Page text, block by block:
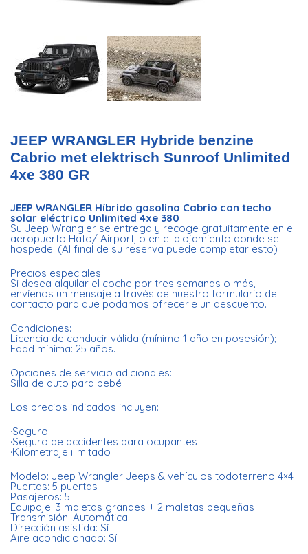
JEEP WRANGLER Hybride benzine
Cabrio met elektrisch Sunroof Unlimited
4xe 380 GR
JEEP WRANGLER Híbrido gasolina Cabrio con techo
solar eléctrico Unlimited 4xe 380
Su Jeep Wrangler se entrega y recoge gratuitamente en el
aeropuerto Hato/ Airport, o en el alojamiento donde se
hospede. (Al final de su reserva puede completar esto)
Precios especiales:
Si desea alquilar el coche por tres semanas o más,
envíenos un mensaje a través de nuestro formulario de
contacto para que podamos ofrecerle un descuento.
Condiciones:
Licencia de conducir válida (mínimo 1 año en posesión);
Edad mínima: 25 años.
Opciones de servicio adicionales:
Silla de auto para bebé
Los precios indicados incluyen:
·Seguro
·Seguro de accidentes para ocupantes
·Kilometraje ilimitado
Modelo: Jeep Wrangler Jeeps & vehículos todoterreno 4×4
Puertas: 5 puertas
Pasajeros: 5
Equipaje: 3 maletas grandes + 2 maletas pequeñas
Transmisión: Automática
Dirección asistida: Sí
Aire acondicionado: Sí